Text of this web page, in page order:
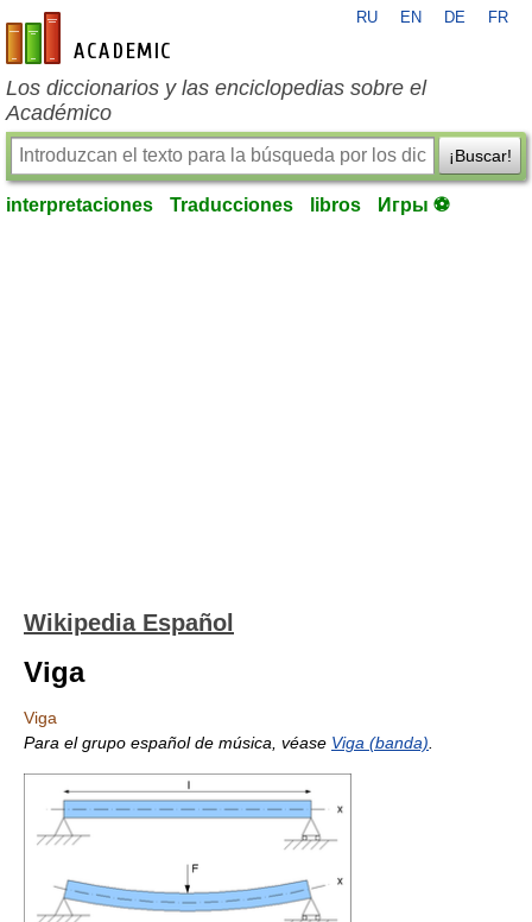
es-academic.com
RU EN DE FR
Los diccionarios y las enciclopedias sobre el
Académico
¡Buscar!
interpretaciones Traducciones libros Игры ⚽
Wikipedia Español
Viga
Viga
Para el grupo español de música, véase Viga (banda)